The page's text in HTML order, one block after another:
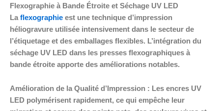
Flexographie à Bande Étroite et Séchage UV LED
La flexographie est une technique d’impression
héliogravure utilisée intensivement dans le secteur de
l’étiquetage et des emballages flexibles. L’intégration du
séchage UV LED dans les presses flexographiques à
bande étroite apporte des améliorations notables.
Amélioration de la Qualité d’Impression : Les encres UV
LED polymérisent rapidement, ce qui empêche leur